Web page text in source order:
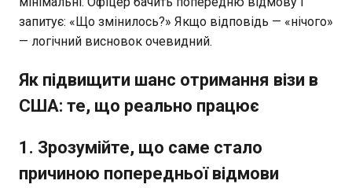
запитує: «Що змінилось?» Якщо відповідь — «нічого»
— логічний висновок очевидний.
Як підвищити шанс отримання візи в
США: те, що реально працює
1. Зрозумійте, що саме стало
причиною попередньої відмови